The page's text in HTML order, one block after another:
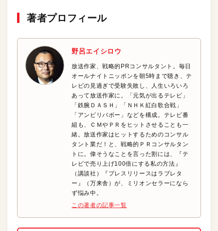
著者プロフィール
野呂エイシロウ
放送作家、戦略的PRコンサルタント。毎日
オールナイトニッポンを朝5時まで聴き、テ
レビの見過ぎで受験失敗し、人生いろいろ
あって放送作家に。「元気が出るテレビ」
「鉄腕ＤＡＳＨ」「ＮＨＫ紅白歌合戦」
「アンビリバボー」などを構成。テレビ番
組も、ＣＭやＰＲをヒットさせることも一
緒。放送作家はヒットするためのコンサル
タント業だ！と、戦略的ＰＲコンサルタン
トに。偉そうなことを言った割には、『テ
レビで売り上げ100倍にする私の方法』
（講談社）『プレスリリースはラブレタ
ー』（万来舎）が、ミリオンセラーになら
ず悩み中。
この著者の記事一覧